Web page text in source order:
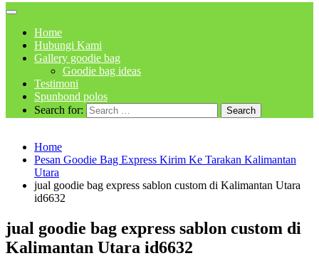
Home
Hubungi Kami
Gallery goodie bag
Goodie bag ideas
Testimoni
Spunbond polos
Search for:
Home
Pesan Goodie Bag Express Kirim Ke Tarakan Kalimantan
Utara
jual goodie bag express sablon custom di Kalimantan Utara
id6632
jual goodie bag express sablon custom di
Kalimantan Utara id6632